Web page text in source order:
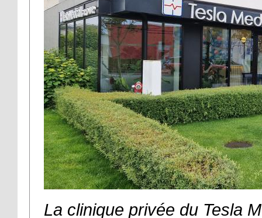
La clinique privée du Tesla